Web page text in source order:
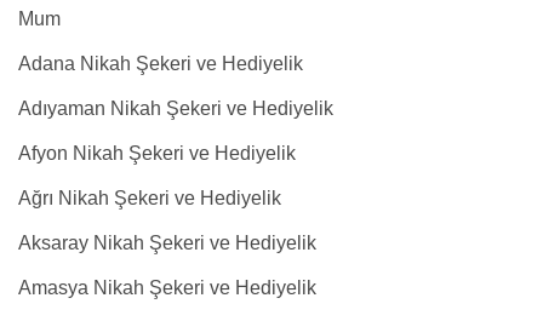
Mum
Adana Nikah Şekeri ve Hediyelik
Adıyaman Nikah Şekeri ve Hediyelik
Afyon Nikah Şekeri ve Hediyelik
Ağrı Nikah Şekeri ve Hediyelik
Aksaray Nikah Şekeri ve Hediyelik
Amasya Nikah Şekeri ve Hediyelik